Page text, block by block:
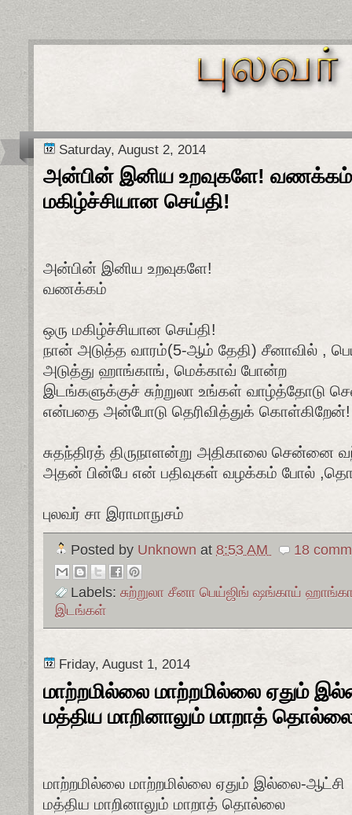
Saturday, August 2, 2014
அன்பின் இனிய உறவுகளே!
மகிழ்ச்சியான செய்தி!
அன்பின் இனிய உறவுகளே!
வணக்கம்
ஒரு மகிழ்ச்சியான செய்தி!
நான் அடுத்த வாரம்(5-ஆம் தேதி) சீனாவில் ,
அடுத்து ஹாங்காங், மெக்காவ் போன்ற
இடங்களுக்குச் சுற்றுலா உங்கள் வாழ்த்தோடு
என்பதை அன்போடு தெரிவித்துக் கொள்கிறேன்!
சுதந்திரத் திருநாளன்று அதிகாலை சென்னை
அதன் பின்பே என் பதிவுகள் வழக்கம் போல்
புலவர் சா இராமாநுசம்
Posted by Unknown at 8:53 AM 18
Labels: சுற்றுலா சீனா பெய்ஜிங் ஷங்காய்
இடங்கள்
Friday, August 1, 2014
மாற்றமில்லை மாற்றமில்லை ஏதும்
மத்திய மாறினாலும் மாறாத்
மாற்றமில்லை மாற்றமில்லை ஏதும் இல்லை-ஆட்சி
மத்திய மாறினாலும் மாறாத் தொல்லை